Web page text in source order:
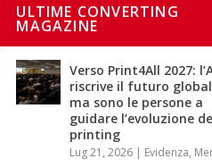
ULTIME CONVERTING
MAGAZINE
Verso Print4All 2027:
riscrive il futuro
ma sono le persone a
guidare l’evoluzione
printing
Lug 21, 2026 | Evidenza,